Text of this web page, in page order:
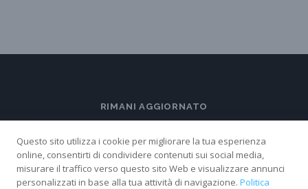
RIMANI AGGIORNATO
Questo sito utilizza i cookie per migliorare la tua esperienza
online, consentirti di condividere contenuti sui social media,
misurare il traffico verso questo sito Web e visualizzare annunci
personalizzati in base alla tua attività di navigazione. Politica